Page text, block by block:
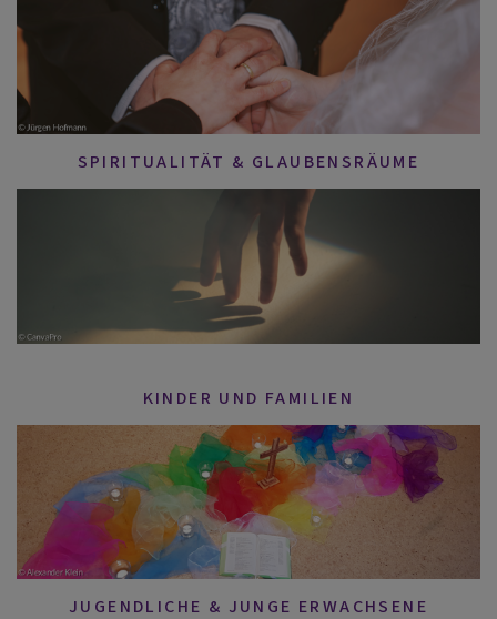
SPIRITUALITÄT & GLAUBENSRÄUME
KINDER UND FAMILIEN
JUGENDLICHE & JUNGE ERWACHSENE